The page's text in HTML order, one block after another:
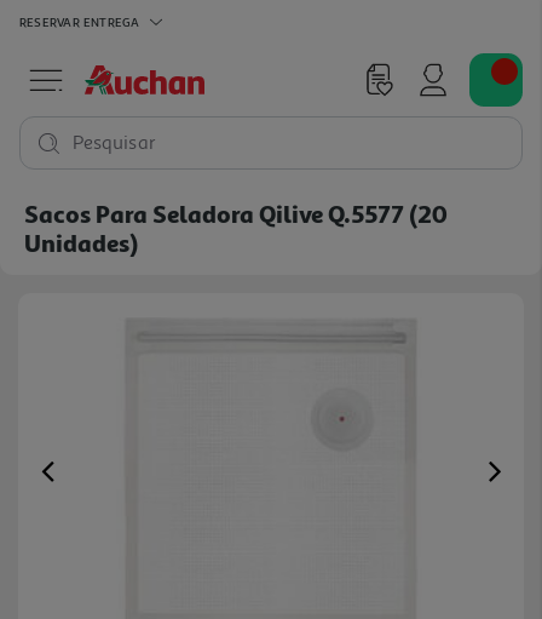
RESERVAR ENTREGA
Pesquisar
Sacos Para Seladora Qilive Q.5577 (20
Unidades)
Previous